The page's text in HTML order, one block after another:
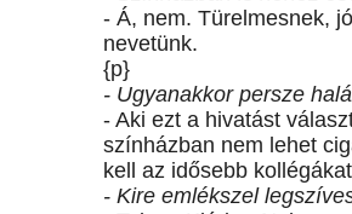
- Á, nem. Türelmesnek,
nevetünk.
{p}
- Ugyanakkor persze
- Aki ezt a hivatást
színházban nem lehet
kell az idősebb
- Kire emlékszel